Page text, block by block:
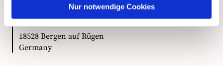
Nur notwendige Cookies
Ökumenische Pilgerinitiative Vorpommern e.V.
Clementstr. 1
18528 Bergen auf Rügen
Germany